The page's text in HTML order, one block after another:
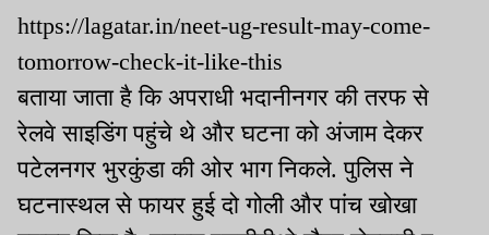
राज्यों में बारिश
https://lagatar.in/neet-ug-result-may-come-
tomorrow-check-it-like-this
बताया जाता है कि अपराधी भदानीनगर की तरफ से
रेलवे साइडिंग पहुंचे थे और घटना को अंजाम देकर
पटेलनगर भुरकुंडा की ओर भाग निकले. पुलिस ने
घटनास्थल से फायर हुई दो गोली और पांच खोखा